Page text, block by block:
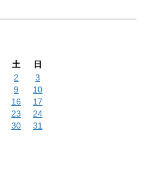
土
日
2
3
9
10
16
17
23
24
30
31